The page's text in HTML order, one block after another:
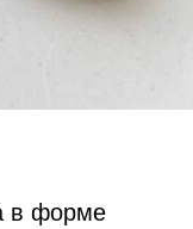
в форме